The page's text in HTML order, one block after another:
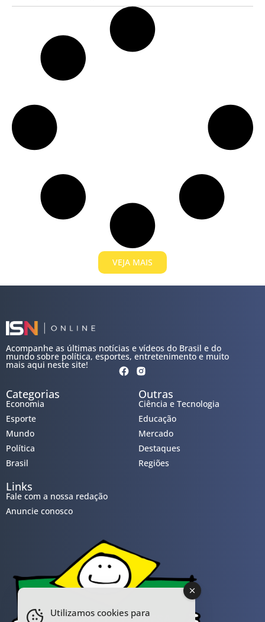
VEJA MAIS
Acompanhe as últimas notícias e vídeos do Brasil e do
mundo sobre política, esportes, entretenimento e muito
mais aqui neste site!
Categorias
Economia
Esporte
Mundo
Política
Brasil
Outras
Ciência e Tecnologia
Educação
Mercado
Destaques
Regiões
Links
Fale com a nossa redação
Anuncie conosco
Utilizamos cookies para